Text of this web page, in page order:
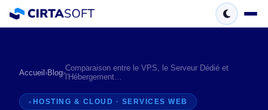
Accueil›Blog›Comparaison entre le VPS, le Serveur Dédié et
l'Hébergement…
HOSTING & CLOUD · SERVICES WEB